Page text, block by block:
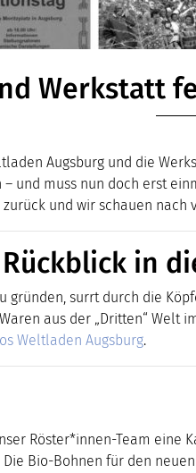
Werkstatt
Augsburg und die
und muss nun doch erst
und wir schauen
in
gründen, surrt durch die
aus der „Dritten“
Weltladen Augsburg.
Röster*innen-Team
Bio-Bohnen für den